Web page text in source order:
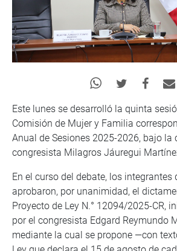
Este lunes se desarrolló la quinta
Comisión de Mujer y Familia
Anual de Sesiones 2025-2026, bajo la
congresista Milagros Jáuregui
En el curso del debate, los integrantes
aprobaron, por unanimidad, el
Proyecto de Ley N.° 12094/2025-CR,
por el congresista Edgard Reymundo
mediante la cual se propone —con